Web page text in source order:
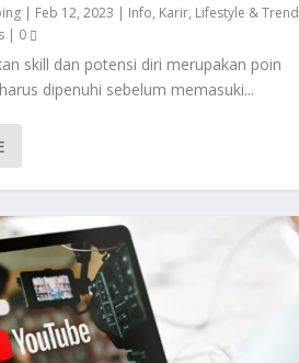
| Feb 12, 2023 | Info, Karir, Lifestyle & Trend
| 0
skill dan potensi diri merupakan poin
dipenuhi sebelum memasuki...